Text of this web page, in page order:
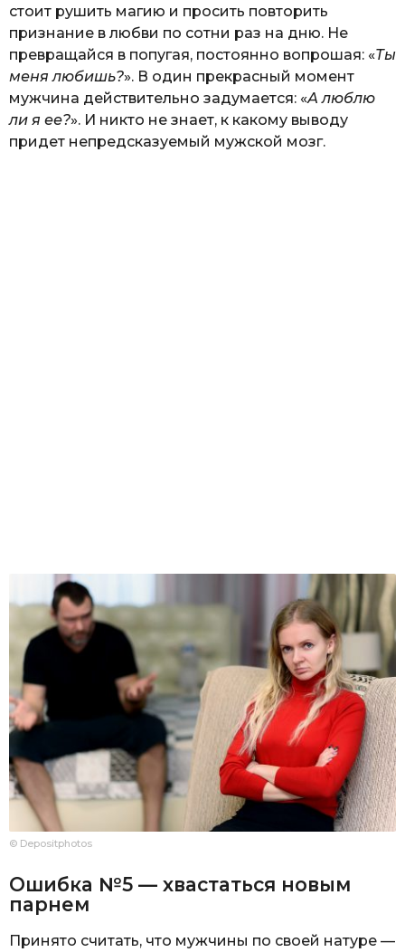
стоит рушить магию и просить повторить
признание в любви по сотни раз на дню. Не
превращайся в попугая, постоянно вопрошая: «Ты
меня любишь?». В один прекрасный момент
мужчина действительно задумается: «А люблю
ли я ее?». И никто не знает, к какому выводу
придет непредсказуемый мужской мозг.
© Depositphotos
Ошибка №5 — хвастаться новым
парнем
Принято считать, что мужчины по своей натуре —